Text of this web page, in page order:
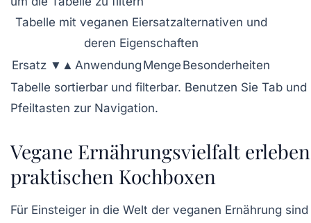
Tabelle mit veganen Eiersatzalternativen und
deren Eigenschaften
Ersatz ▼▲ Anwendung Menge Besonderheiten
Tabelle sortierbar und filterbar. Benutzen Sie Tab und
Pfeiltasten zur Navigation.
Vegane Ernährungsvielfalt
praktischen Kochboxen
Für Einsteiger in die Welt der veganen Ernährung sind